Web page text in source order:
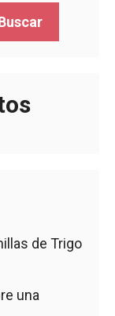
de Trigo
una